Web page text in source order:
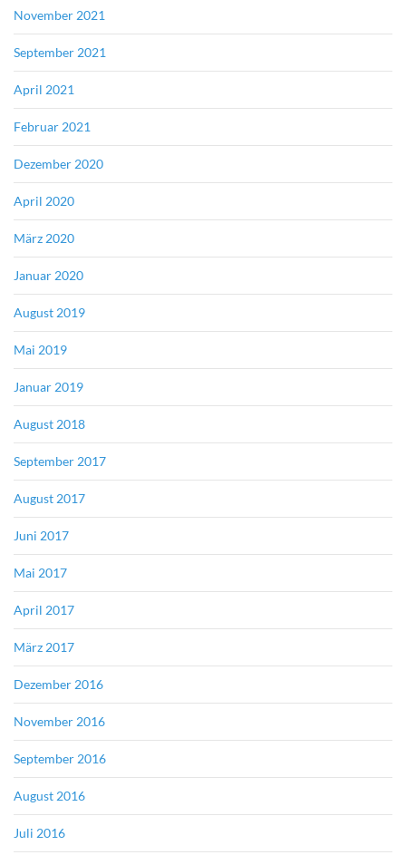
November 2021
September 2021
April 2021
Februar 2021
Dezember 2020
April 2020
März 2020
Januar 2020
August 2019
Mai 2019
Januar 2019
August 2018
September 2017
August 2017
Juni 2017
Mai 2017
April 2017
März 2017
Dezember 2016
November 2016
September 2016
August 2016
Juli 2016